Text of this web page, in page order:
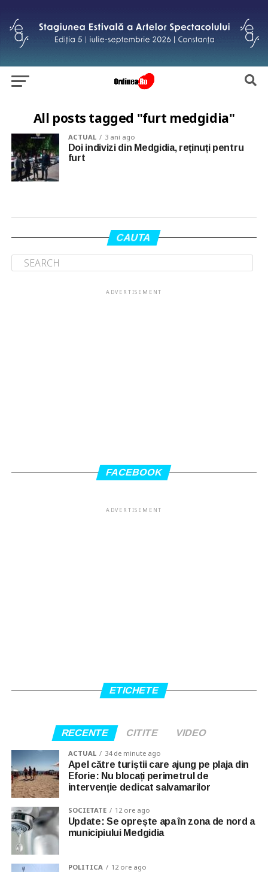
All posts tagged "furt medgidia"
ACTUAL 3 ani ago
Doi indivizi din Medgidia, reținuți pentru
furt
CAUTA
ADVERTISEMENT
FACEBOOK
ADVERTISEMENT
ETICHETE
RECENTE CITITE VIDEO
ACTUAL 34 de minute ago
Apel către turiștii care ajung pe plaja din
Eforie: Nu blocați perimetrul de
intervenție dedicat salvamarilor
SOCIETATE 12 ore ago
Update: Se oprește apa în zona de nord a
municipiului Medgidia
POLITICA 12 ore ago